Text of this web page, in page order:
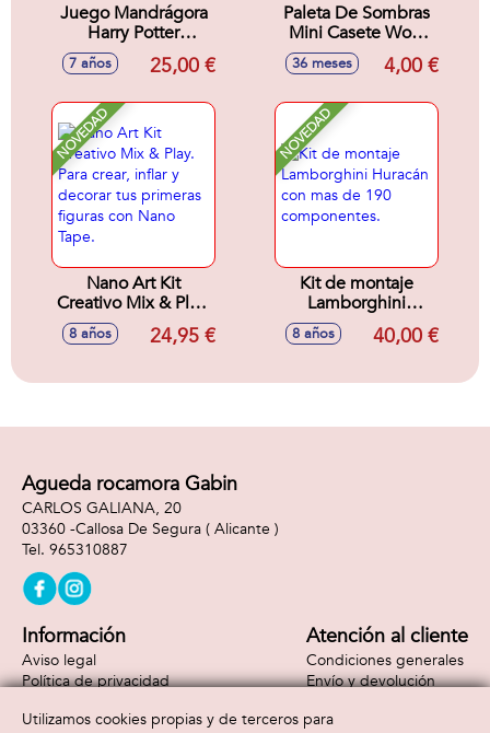
Juego Mandrágora
Harry Potter
.Construye y cultiva
la legendaria
en las clases de
Herbología de
Hogwarts..
7 años 25,00 €
Paleta De Sombras
Mini Casete Wow
Generation
36 meses 4,00 €
NOVEDAD
Nano Art Kit
Creativo Mix & Play.
Para crear, inflar y
decorar tus
con Nano Tape.
8 años 24,95 €
NOVEDAD
Kit de montaje
Lamborghini
Huracán con mas
de 190
8 años 40,00 €
Agueda rocamora Gabin
CARLOS GALIANA, 20
03360 -Callosa De Segura ( Alicante )
965310887
Información
Aviso legal
Política de privacidad
Atención al cliente
Condiciones generales
Envío y devolución
Formas de pago
Utilizamos cookies propias y de terceros para